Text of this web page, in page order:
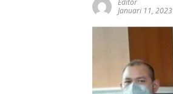
Editor
Januari 11, 2023